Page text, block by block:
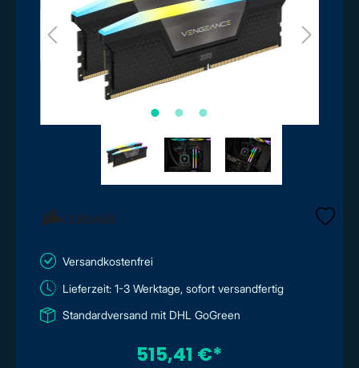
Versandkostenfrei
Lieferzeit: 1-3 Werktage, sofort versandfertig
Standardversand mit DHL GoGreen
515,41 €*